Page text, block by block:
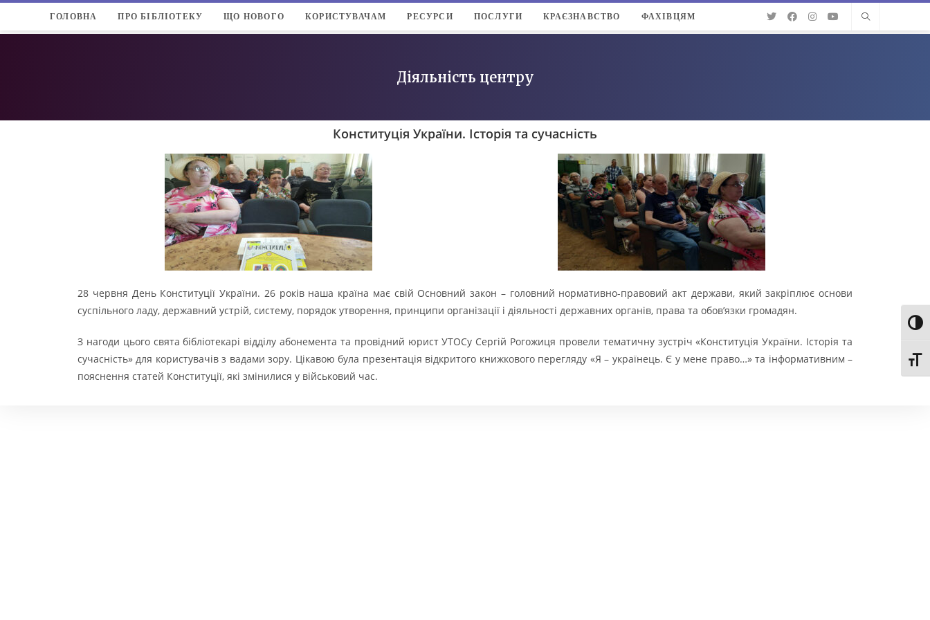
ГОЛОВНА ПРО БІБЛІОТЕКУ ЩО НОВОГО КОРИСТУВАЧАМ РЕСУРСИ ПОСЛУГИ КРАЄЗНАВСТВО ФАХІВЦЯМ
Діяльність центру
Конституція України. Історія та сучасність
28 червня День Конституції України. 26 років наша країна має свій Основний закон – головний нормативно-правовий акт держави, який закріплює основи
суспільного ладу, державний устрій, систему, порядок утворення, принципи організації і діяльності державних органів, права та обов’язки громадян.
З нагоди цього свята бібліотекарі відділу абонемента та провідний юрист УТОСу Сергій Рогожиця провели тематичну зустріч «Конституція України. Історія та
сучасність» для користувачів з вадами зору. Цікавою була презентація відкритого книжкового перегляду «Я – українець. Є у мене право…» та інформативним –
пояснення статей Конституції, які змінилися у військовий час.